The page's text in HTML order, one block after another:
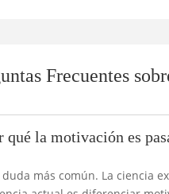
Frecuentes
qué la motivación es
duda más común. La ciencia